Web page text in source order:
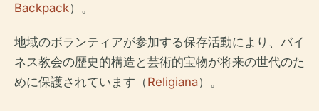
Backpack）。
地域のボランティアが参加する保存活動により、バイ
ネス教会の歴史的構造と芸術的宝物が将来の世代のた
めに保護されています（Religiana）。